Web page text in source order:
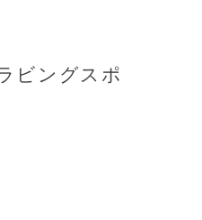
ビングスポ